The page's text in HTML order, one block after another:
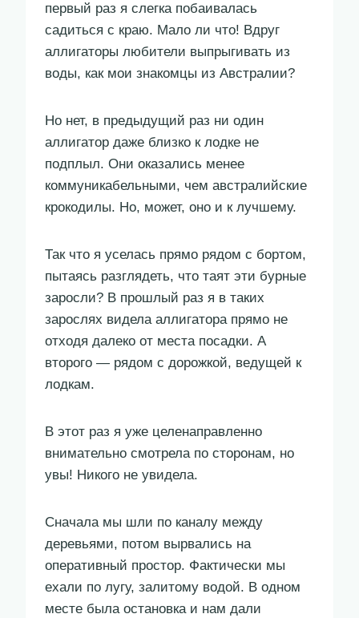
первый раз я слегка побаивалась
садиться с краю. Мало ли что! Вдруг
аллигаторы любители выпрыгивать из
воды, как мои знакомцы из Австралии?
Но нет, в предыдущий раз ни один
аллигатор даже близко к лодке не
подплыл. Они оказались менее
коммуникабельными, чем австралийские
крокодилы. Но, может, оно и к лучшему.
Так что я уселась прямо рядом с бортом,
пытаясь разглядеть, что таят эти бурные
заросли? В прошлый раз я в таких
зарослях видела аллигатора прямо не
отходя далеко от места посадки. А
второго — рядом с дорожкой, ведущей к
лодкам.
В этот раз я уже целенаправленно
внимательно смотрела по сторонам, но
увы! Никого не увидела.
Сначала мы шли по каналу между
деревьями, потом вырвались на
оперативный простор. Фактически мы
ехали по лугу, залитому водой. В одном
месте была остановка и нам дали